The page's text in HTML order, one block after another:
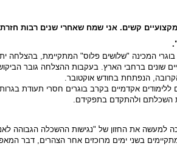
קשים. אני שמח שאחרי שנים רבות
המכינה "שלושים פלוס" המתקיימת,
הנפתחת בחודש אוקטובר.
אקדמיים בקרב בוגרים חסרי תעודת
השכלתם ולהתקדם בתפקידם.
את החזון של "נגישות ההשכלה הגבוהה
בשני ימים מרוכזים אחר הצהרים, דבר